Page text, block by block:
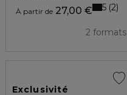
À partir de 27,00 €
2 formats
5 2
Exclusivité